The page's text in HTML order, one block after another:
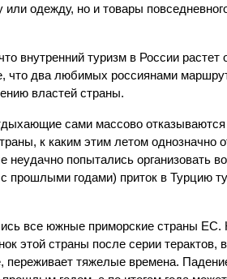
одежду, но и товары
внутренний туризм в России растет
что два любимых россиянами
властей страны.
сами массово отказываются
к каким этим летом однозначно
неудачно попытались организовать
прошлыми годами) приток в Турцию
все южные приморские страны ЕС.
этой страны после серии терактов,
тяжелые времена.